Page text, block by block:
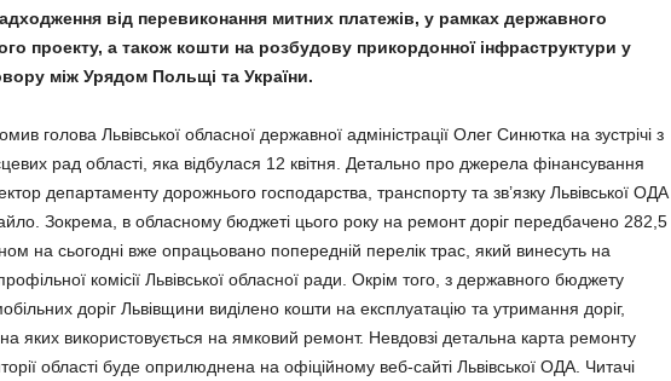
від перевиконання митних платежів, у рамках державного
проекту, а також кошти на розбудову прикордонної інфраструктури у
між Урядом Польщі та України.
голова Львівської обласної державної адміністрації Олег Синютка на зустрічі з
рад області, яка відбулася 12 квітня. Детально про джерела фінансування
департаменту дорожнього господарства, транспорту та зв’язку Львівської ОДА
Зокрема, в обласному бюджеті цього року на ремонт доріг передбачено 282,5
на сьогодні вже опрацьовано попередній перелік трас, який винесуть на
комісії Львівської обласної ради. Окрім того, з державного бюджету
доріг Львівщини виділено кошти на експлуатацію та утримання доріг,
яких використовується на ямковий ремонт. Невдовзі детальна карта ремонту
області буде оприлюднена на офіційному веб-сайті Львівської ОДА. Читачі